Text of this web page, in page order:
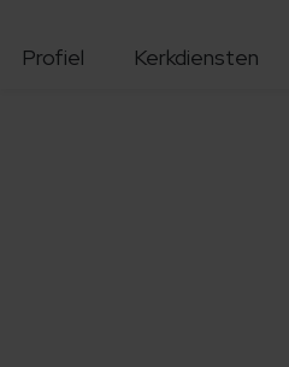
Profiel Kerkdiensten